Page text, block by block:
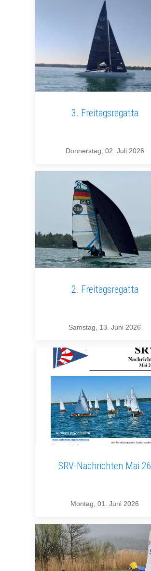
3. Freitagsregatta
Donnerstag, 02. Juli 2026
2. Freitagsregatta
Samstag, 13. Juni 2026
SRV-Nachrichten Mai 26
Montag, 01. Juni 2026